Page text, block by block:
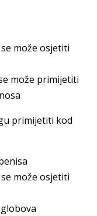
može osjetiti
može primijetiti
primijetiti kod
može osjetiti